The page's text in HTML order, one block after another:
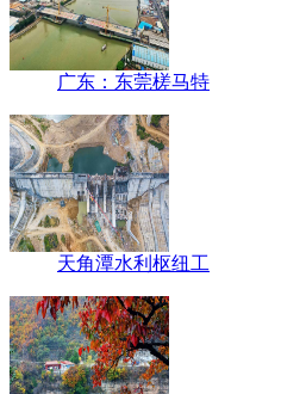
广东：东莞槎马特
天角潭水利枢纽工